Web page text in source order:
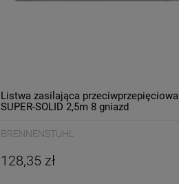
Listwa zasilająca przeciwprzepięciowa
SUPER-SOLID 2,5m 8 gniazd
BRENNENSTUHL
128,35 zł